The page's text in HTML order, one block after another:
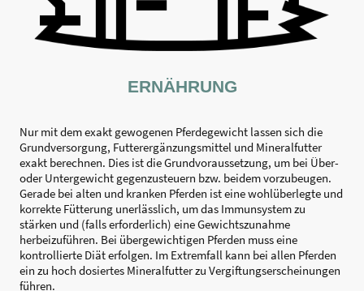
ERNÄHRUNG
Nur mit dem exakt gewogenen Pferdegewicht lassen sich die
Grundversorgung, Futterergänzungsmittel und Mineralfutter
exakt berechnen. Dies ist die Grundvoraussetzung, um bei Über-
oder Untergewicht gegenzusteuern bzw. beidem vorzubeugen.
Gerade bei alten und kranken Pferden ist eine wohlüberlegte und
korrekte Fütterung unerlässlich, um das Immunsystem zu
stärken und (falls erforderlich) eine Gewichtszunahme
herbeizuführen. Bei übergewichtigen Pferden muss eine
kontrollierte Diät erfolgen. Im Extremfall kann bei allen Pferden
ein zu hoch dosiertes Mineralfutter zu Vergiftungserscheinungen
führen.